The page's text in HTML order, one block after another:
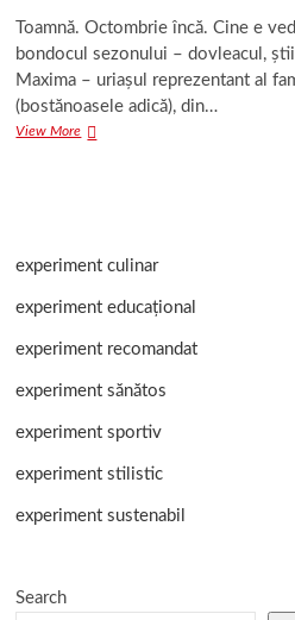
Toamnă. Octombrie încă. Cine e
bondocul sezonului – dovleacul,
Maxima – uriașul reprezentant al
(bostănoasele adică), din…
View MoreFantezii
experiment culinar
experiment educațional
experiment recomandat
experiment sănătos
experiment sportiv
experiment stilistic
experiment sustenabil
Search